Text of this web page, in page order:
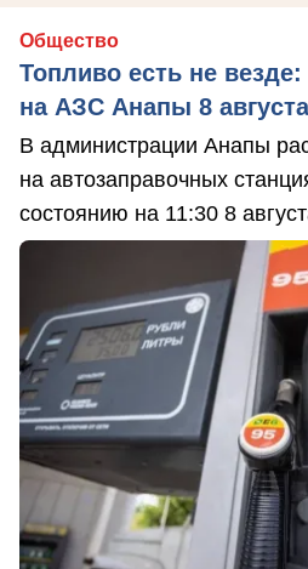
Общество
Топливо есть не
на АЗС Анапы 8 августа
В администрации Анапы
на автозаправочных
состоянию на 11:30 8